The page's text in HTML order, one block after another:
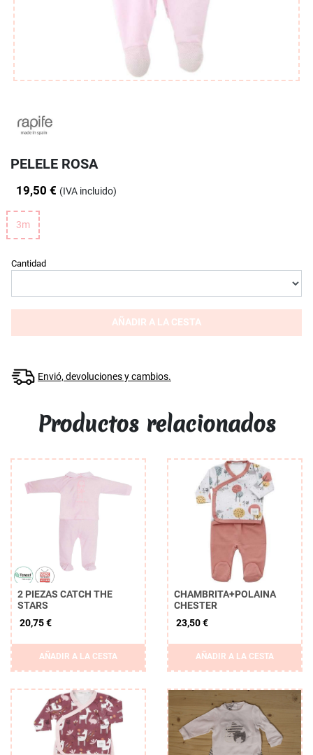
PELELE ROSA
19,50 € (IVA incluido)
3m
Cantidad
AÑADIR A LA CESTA
Envió, devoluciones y cambios.
Productos relacionados
2 PIEZAS CATCH THE
STARS
20,75 €
AÑADIR A LA CESTA
CHAMBRITA+POLAINA
CHESTER
23,50 €
AÑADIR A LA CESTA